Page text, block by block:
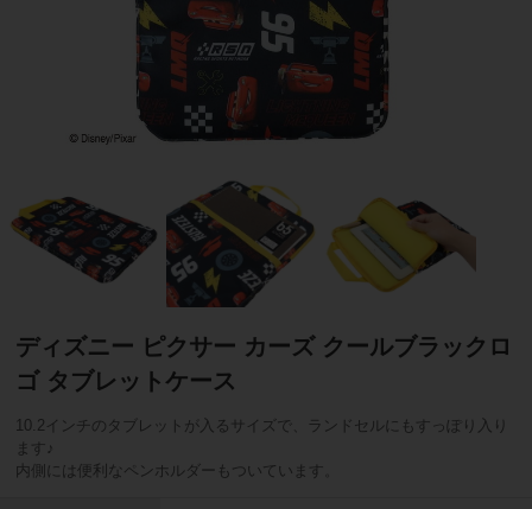
ディズニー ピクサー カーズ クールブラックロ
ゴ タブレットケース
10.2インチのタブレットが入るサイズで、ランドセルにもすっぽり入り
ます♪
内側には便利なペンホルダーもついています。